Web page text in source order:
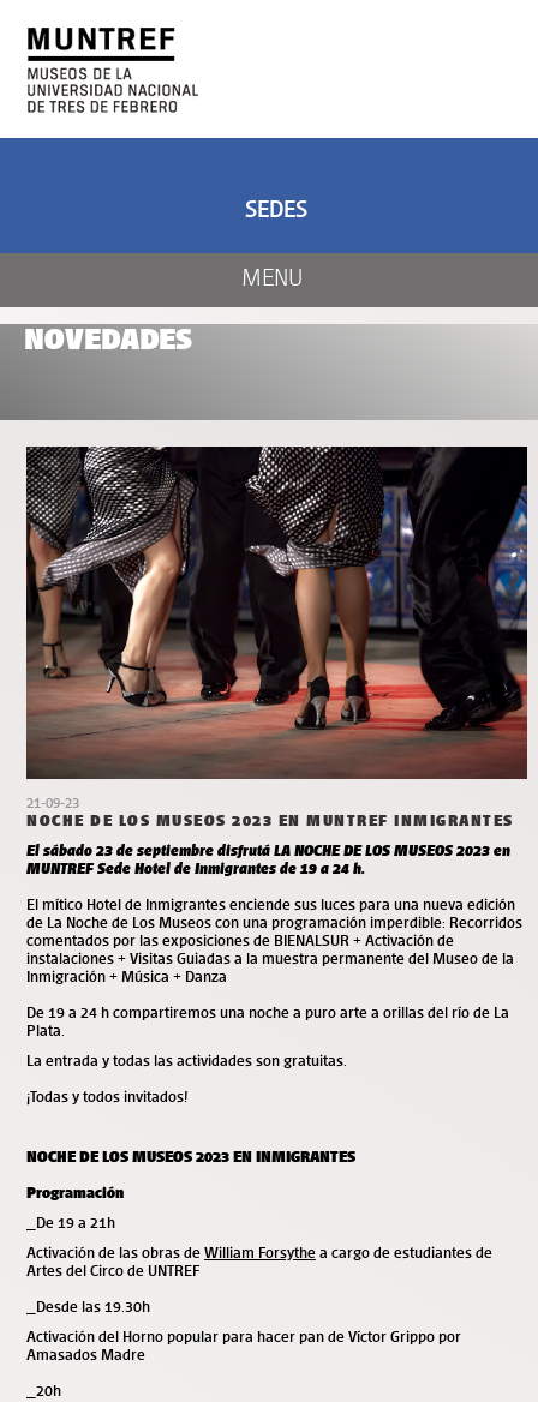
NOVEDADES
21-09-23
NOCHE DE LOS MUSEOS 2023 EN MUNTREF INMIGRANTES
El sábado 23 de septiembre disfrutá LA NOCHE DE LOS MUSEOS 2023 en
MUNTREF Sede Hotel de Inmigrantes de 19 a 24 h.
El mítico Hotel de Inmigrantes enciende sus luces para una nueva edición
de La Noche de Los Museos con una programación imperdible: Recorridos
comentados por las exposiciones de BIENALSUR + Activación de
instalaciones + Visitas Guiadas a la muestra permanente del Museo de la
Inmigración + Música + Danza
De 19 a 24 h compartiremos una noche a puro arte a orillas del río de La
Plata.
La entrada y todas las actividades son gratuitas.
¡Todas y todos invitados!
NOCHE DE LOS MUSEOS 2023 EN INMIGRANTES
Programación
_De 19 a 21h
Activación de las obras de William Forsythe a cargo de estudiantes de
Artes del Circo de UNTREF
_Desde las 19.30h
Activación del Horno popular para hacer pan de Víctor Grippo por
Amasados Madre
_20h
MENU
SEDES
CENTRO DE ARTE
Y NATURALEZA
ARTE Y CIENCIA